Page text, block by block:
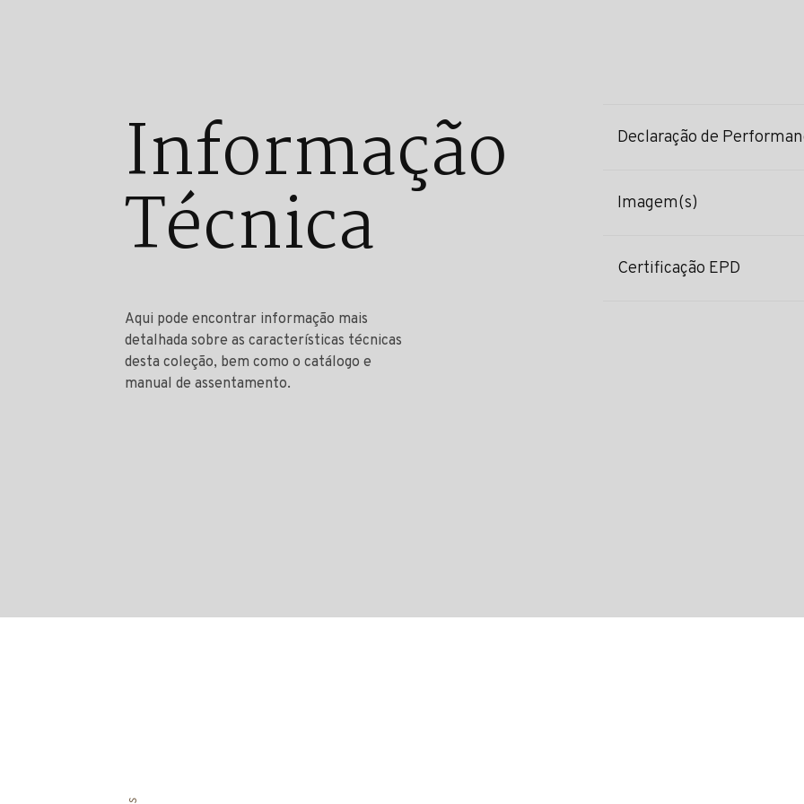
Informação
Técnica
Aqui pode encontrar informação mais
detalhada sobre as características técnicas
desta coleção, bem como o catálogo e
manual de assentamento.
Declaração de
Imagem(s)
Certificação EPD